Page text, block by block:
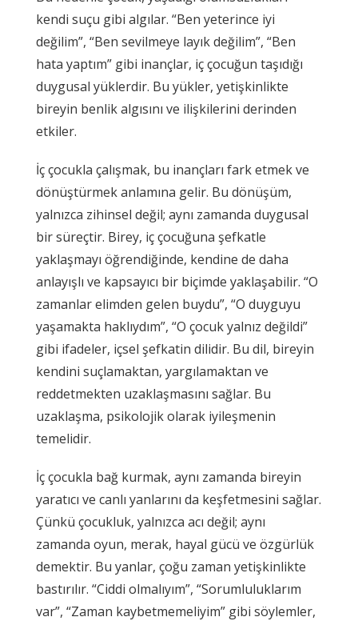
kendi suçu gibi algılar. “Ben yeterince iyi
değilim”, “Ben sevilmeye layık değilim”, “Ben
hata yaptım” gibi inançlar, iç çocuğun taşıdığı
duygusal yüklerdir. Bu yükler, yetişkinlikte
bireyin benlik algısını ve ilişkilerini derinden
etkiler.
İç çocukla çalışmak, bu inançları fark etmek ve
dönüştürmek anlamına gelir. Bu dönüşüm,
yalnızca zihinsel değil; aynı zamanda duygusal
bir süreçtir. Birey, iç çocuğuna şefkatle
yaklaşmayı öğrendiğinde, kendine de daha
anlayışlı ve kapsayıcı bir biçimde yaklaşabilir. “O
zamanlar elimden gelen buydu”, “O duyguyu
yaşamakta haklıydım”, “O çocuk yalnız değildi”
gibi ifadeler, içsel şefkatin dilidir. Bu dil, bireyin
kendini suçlamaktan, yargılamaktan ve
reddetmekten uzaklaşmasını sağlar. Bu
uzaklaşma, psikolojik olarak iyileşmenin
temelidir.
İç çocukla bağ kurmak, aynı zamanda bireyin
yaratıcı ve canlı yanlarını da keşfetmesini sağlar.
Çünkü çocukluk, yalnızca acı değil; aynı
zamanda oyun, merak, hayal gücü ve özgürlük
demektir. Bu yanlar, çoğu zaman yetişkinlikte
bastırılır. “Ciddi olmalıyım”, “Sorumluluklarım
var”, “Zaman kaybetmemeliyim” gibi söylemler,